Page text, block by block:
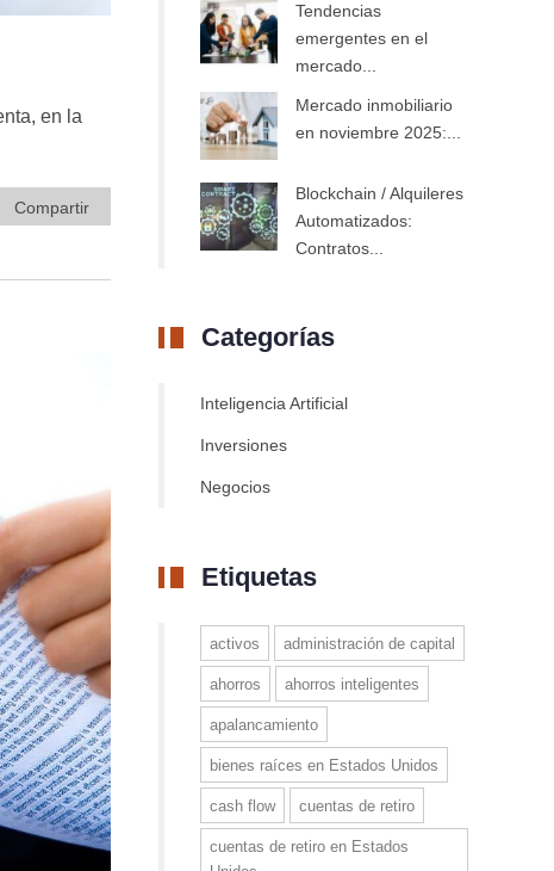
en la
Compartir
Tendencias
emergentes en el
mercado...
Mercado inmobiliario
en noviembre 2025:...
Blockchain / Alquileres
Automatizados:
Contratos...
Categorías
Inteligencia Artificial
Inversiones
Negocios
Etiquetas
activos administración de capital
ahorros ahorros inteligentes
apalancamiento
bienes raíces en Estados Unidos
cash flow cuentas de retiro
cuentas de retiro en Estados